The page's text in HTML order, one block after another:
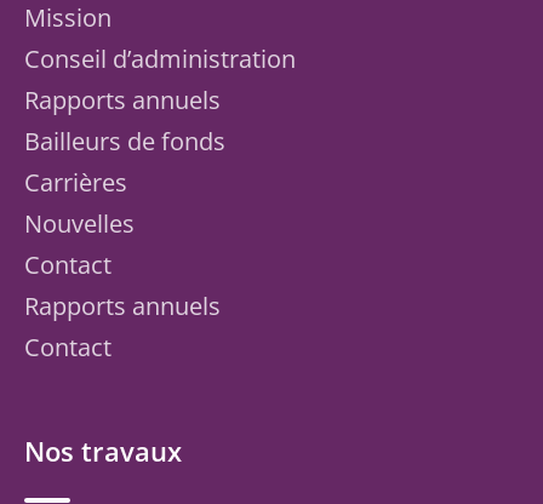
Mission
Conseil d’administration
Rapports annuels
Bailleurs de fonds
Carrières
Nouvelles
Contact
Rapports annuels
Contact
Nos travaux